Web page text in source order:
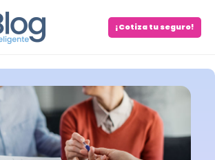
¡Cotiza tu seguro!